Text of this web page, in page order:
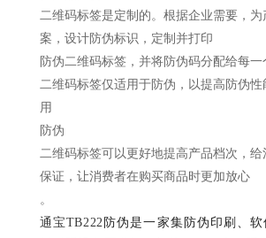
二维码标签是定制的。根据企业需要，
案，设计防伪标识，定制并打印
防伪二维码标签，并将防伪码分配给每一
二维码标签仅适用于防伪，以提高防伪性
用
防伪
二维码标签可以更好地提高产品档次，
保证，让消费者在购买商品时更加放心
。
通宝TB222 防伪是一家集防伪印刷、